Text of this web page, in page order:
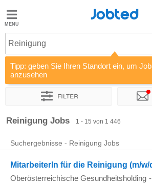
Jobted
Jobs
Gehalt
Jobted
Reinigung
Tipp: geben Sie Ihren Standort ein, um
anzusehen
Filter
Sortieren nach Unternehmen
Reinigung Jobs 1 - 15 von 1 446
Suchergebnisse - Reinigung Jobs
MitarbeiterIn für die Reinigung (m/w/
Oberösterreichische Gesundheitsholding -